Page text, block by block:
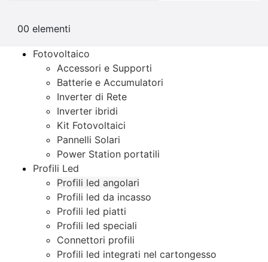
00 elementi
Fotovoltaico
Accessori e Supporti
Batterie e Accumulatori
Inverter di Rete
Inverter ibridi
Kit Fotovoltaici
Pannelli Solari
Power Station portatili
Profili Led
Profili led angolari
Profili led da incasso
Profili led piatti
Profili led speciali
Connettori profili
Profili led integrati nel cartongesso